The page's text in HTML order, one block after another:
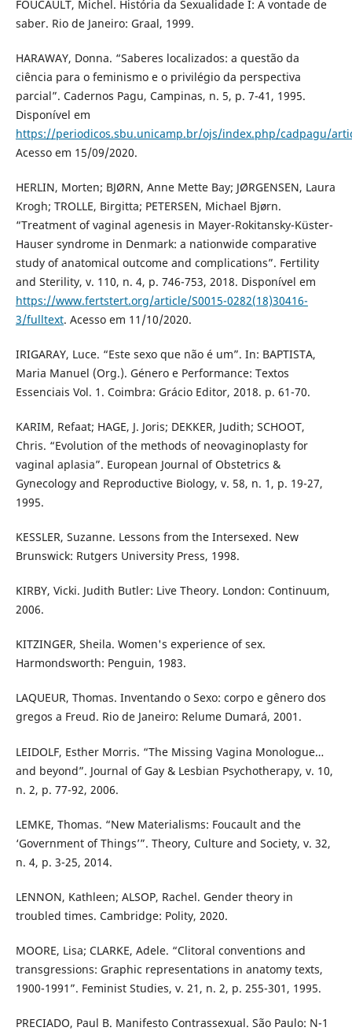
FOUCAULT, Michel. História da Sexualidade I: A vontade de
saber. Rio de Janeiro: Graal, 1999.
HARAWAY, Donna. “Saberes localizados: a questão da
ciência para o feminismo e o privilégio da perspectiva
parcial”. Cadernos Pagu, Campinas, n. 5, p. 7-41, 1995.
Disponível em
https://periodicos.sbu.unicamp.br/ojs/index.php/cadpagu/
Acesso em 15/09/2020.
HERLIN, Morten; BJØRN, Anne Mette Bay; JØRGENSEN, Laura
Krogh; TROLLE, Birgitta; PETERSEN, Michael Bjørn.
“Treatment of vaginal agenesis in Mayer-Rokitansky-Küster-
Hauser syndrome in Denmark: a nationwide comparative
study of anatomical outcome and complications”. Fertility
and Sterility, v. 110, n. 4, p. 746-753, 2018. Disponível em
https://www.fertstert.org/article/S0015-0282(18)30416-
3/fulltext. Acesso em 11/10/2020.
IRIGARAY, Luce. “Este sexo que não é um”. In: BAPTISTA,
Maria Manuel (Org.). Género e Performance: Textos
Essenciais Vol. 1. Coimbra: Grácio Editor, 2018. p. 61-70.
KARIM, Refaat; HAGE, J. Joris; DEKKER, Judith; SCHOOT,
Chris. “Evolution of the methods of neovaginoplasty for
vaginal aplasia”. European Journal of Obstetrics &
Gynecology and Reproductive Biology, v. 58, n. 1, p. 19-27,
1995.
KESSLER, Suzanne. Lessons from the Intersexed. New
Brunswick: Rutgers University Press, 1998.
KIRBY, Vicki. Judith Butler: Live Theory. London: Continuum,
2006.
KITZINGER, Sheila. Women's experience of sex.
Harmondsworth: Penguin, 1983.
LAQUEUR, Thomas. Inventando o Sexo: corpo e gênero dos
gregos a Freud. Rio de Janeiro: Relume Dumará, 2001.
LEIDOLF, Esther Morris. “The Missing Vagina Monologue…
and beyond”. Journal of Gay & Lesbian Psychotherapy, v. 10,
n. 2, p. 77-92, 2006.
LEMKE, Thomas. “New Materialisms: Foucault and the
‘Government of Things’”. Theory, Culture and Society, v. 32,
n. 4, p. 3-25, 2014.
LENNON, Kathleen; ALSOP, Rachel. Gender theory in
troubled times. Cambridge: Polity, 2020.
MOORE, Lisa; CLARKE, Adele. “Clitoral conventions and
transgressions: Graphic representations in anatomy texts,
1900-1991”. Feminist Studies, v. 21, n. 2, p. 255-301, 1995.
PRECIADO, Paul B. Manifesto Contrassexual. São Paulo: N-1